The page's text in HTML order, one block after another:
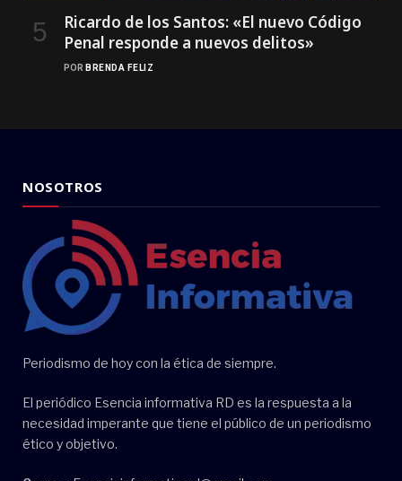
Ricardo de los Santos: «El nuevo Código
Penal responde a nuevos delitos»
POR BRENDA FELIZ
NOSOTROS
Periodismo de hoy con la ética de siempre.
El periódico Esencia informativa RD es la respuesta a la
necesidad imperante que tiene el público de un periodismo
ético y objetivo.